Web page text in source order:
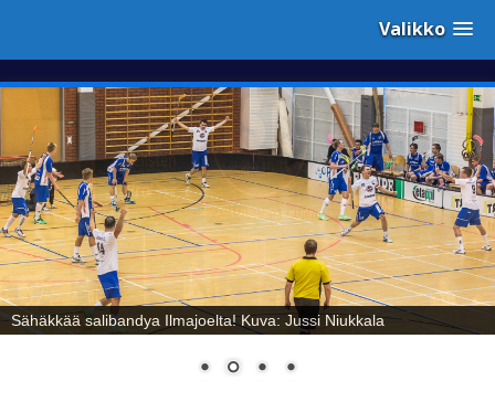
Valikko
Sähäkkää salibandya Ilmajoelta! Kuva: Jussi Niukkala